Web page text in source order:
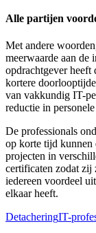
Alle partijen
Met andere
meerwaarde aan de
opdrachtgever heeft
kortere
van vakkundig IT-
reductie in
De professionals
op korte tijd kunnen
projecten in
certificaten zodat zij
iedereen voordeel
elkaar heeft.
DetacheringIT-